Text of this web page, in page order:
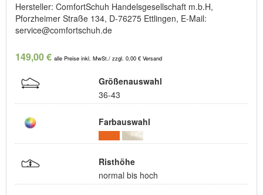
Hersteller: ComfortSchuh Handelsgesellschaft m.b.H,
Pforzheimer Straße 134, D-76275 Ettlingen, E-Mail:
service@comfortschuh.de
149,00 € alle Preise inkl. MwSt./ zzgl. 0,00 € Versand
Größenauswahl
36-43
Farbauswahl
Risthöhe
normal bis hoch